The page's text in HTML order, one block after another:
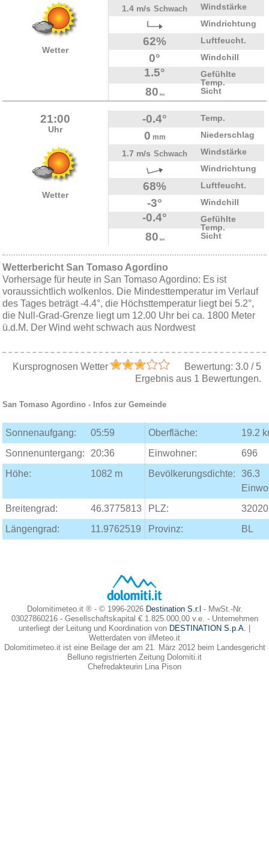
Wetter
1.4 m/s Schwach
Windstärke
Windrichtung
62% Luftfeucht.
0° Windchill
1.5°
Gefühlte
Temp.
80 km Sicht
21:00
Uhr
Wetter
-0.4° Temp.
0 mm
Niederschlag
1.7 m/s Schwach
Windstärke
Windrichtung
68% Luftfeucht.
-3° Windchill
-0.4°
Gefühlte
Temp.
80 km Sicht
Wetterbericht San Tomaso Agordino
Vorhersage für heute in San Tomaso Agordino: Es ist
voraussichtlich wolkenlos. Die Mindesttemperatur im Verlauf
des Tages beträgt -4.4°, die Höchsttemperatur liegt bei 5.2°,
die Null-Grad-Grenze liegt um 12.00 Uhr bei ca. 1800 Meter
ü.d.M. Der Wind weht schwach aus Nordwest
Kursprognosen Wetter Bewertung: 3.0/ 5
Ergebnis aus 1 Bewertungen.
San Tomaso Agordino - Infos zur Gemeinde
Sonnenaufgang: 05:59 Oberfläche:
19.2
Sonnenuntergang:
20:36 Einwohner:
696
Höhe:
1082 m Bevölkerungsdichte:
36.3
Breitengrad:
46.3775813 PLZ:
32020
Längengrad:
11.9762519 Provinz: BL
Dolomitimeteo.it ® - © 1996-2026 Destination S.r.l - MwSt.-Nr.
03027860216 - Gesellschaftskapital € 1.825.000,00 v.e. - Unternehmen
unterliegt der Leitung und Koordination von DESTINATION S.p.A.
Wetterdaten von ilMeteo.it
Dolomitimeteo.it ist eine Beilage der am 21. März 2012 beim Landesgericht
Belluno registrierten Zeitung Dolomiti.it
Chefredakteurin Lina Pison